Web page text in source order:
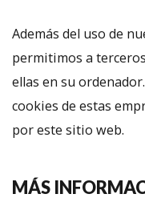
Además del uso de
permitimos a
ellas en su
cookies de estas
por este sitio web.
MÁS